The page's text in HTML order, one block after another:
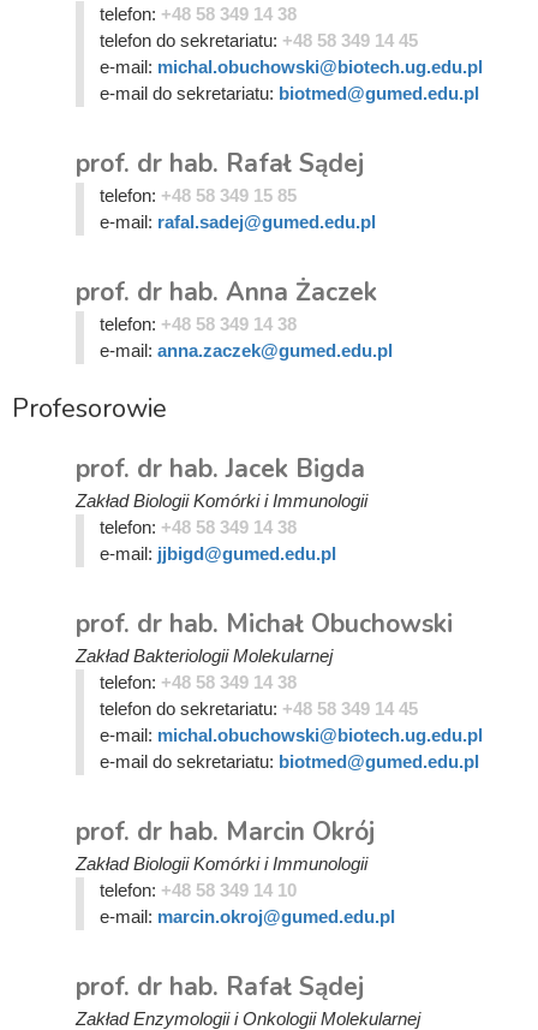
telefon: +48 58 349 14 38
telefon do sekretariatu: +48 58 349 14 45
e-mail: michal.obuchowski@biotech.ug.edu.pl
e-mail do sekretariatu: biotmed@gumed.edu.pl
prof. dr hab. Rafał Sądej
telefon: +48 58 349 15 85
e-mail: rafal.sadej@gumed.edu.pl
prof. dr hab. Anna Żaczek
telefon: +48 58 349 14 38
e-mail: anna.zaczek@gumed.edu.pl
Profesorowie
prof. dr hab. Jacek Bigda
Zakład Biologii Komórki i Immunologii
telefon: +48 58 349 14 38
e-mail: jjbigd@gumed.edu.pl
prof. dr hab. Michał Obuchowski
Zakład Bakteriologii Molekularnej
telefon: +48 58 349 14 38
telefon do sekretariatu: +48 58 349 14 45
e-mail: michal.obuchowski@biotech.ug.edu.pl
e-mail do sekretariatu: biotmed@gumed.edu.pl
prof. dr hab. Marcin Okrój
Zakład Biologii Komórki i Immunologii
telefon: +48 58 349 14 10
e-mail: marcin.okroj@gumed.edu.pl
prof. dr hab. Rafał Sądej
Zakład Enzymologii i Onkologii Molekularnej